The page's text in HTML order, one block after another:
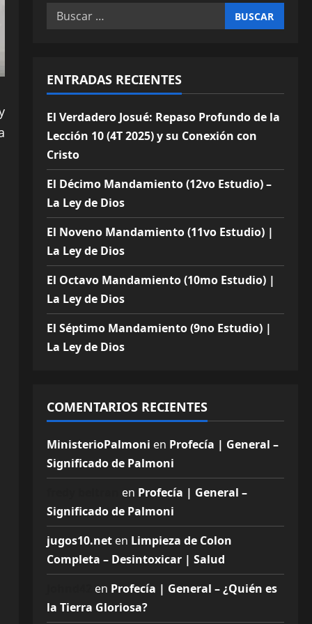
Buscar:
ENTRADAS RECIENTES
El Verdadero Josué: Repaso Profundo de la
Lección 10 (4T 2025) y su Conexión con
Cristo
El Décimo Mandamiento (12vo Estudio) –
La Ley de Dios
El Noveno Mandamiento (11vo Estudio) |
La Ley de Dios
El Octavo Mandamiento (10mo Estudio) |
La Ley de Dios
El Séptimo Mandamiento (9no Estudio) |
La Ley de Dios
COMENTARIOS RECIENTES
MinisterioPalmoni en Profecía | General –
Significado de Palmoni
en Profecía | General –
Significado de Palmoni
jugos10.neten Limpieza de Colon
Completa – Desintoxicar | Salud
en Profecía | General – ¿Quién es
la Tierra Gloriosa?